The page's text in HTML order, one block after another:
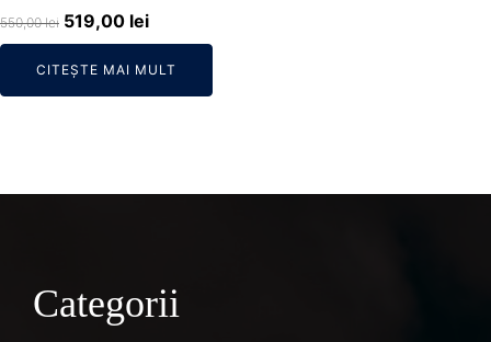
550,00lei Prețul
inițial
a
fost:
519,00 leiPrețul
curent
este:
519,00 lei.
CITEȘTE MAI MULT
Categorii